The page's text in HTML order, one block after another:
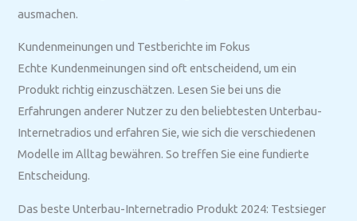
ausmachen.
Kundenmeinungen und Testberichte im Fokus
Echte Kundenmeinungen sind oft entscheidend, um ein
Produkt richtig einzuschätzen. Lesen Sie bei uns die
Erfahrungen anderer Nutzer zu den beliebtesten Unterbau-
Internetradios und erfahren Sie, wie sich die verschiedenen
Modelle im Alltag bewähren. So treffen Sie eine fundierte
Entscheidung.
Das beste Unterbau-Internetradio Produkt 2024: Testsieger